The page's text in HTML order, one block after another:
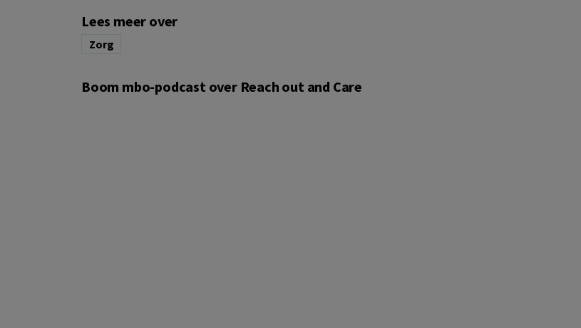
Lees meer over
Zorg
Boom mbo-podcast over Reach out and Care